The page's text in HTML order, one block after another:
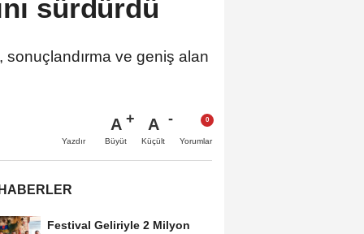
sürdürdü
sonuçlandırma ve geniş alan
Yazdır
A
Büyüt
A
Küçült Yorumlar
Festival Geliriyle 2 Milyon